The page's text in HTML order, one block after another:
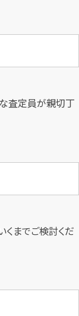
査定員が親切丁
くまでご検討くだ